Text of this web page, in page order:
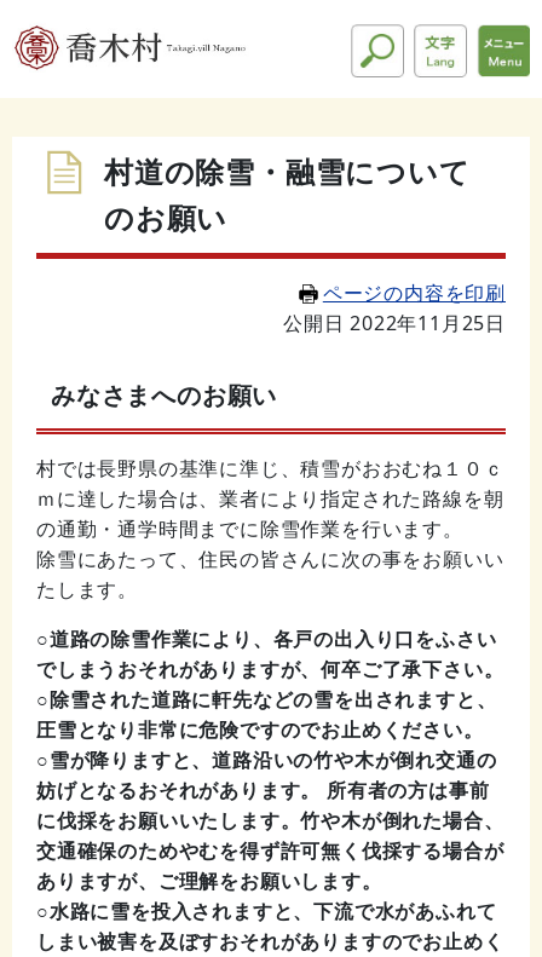
村道の除雪・融雪について
のお願い
ページの内容を印刷
公開日 2022年11月25日
みなさまへのお願い
村では長野県の基準に準じ、積雪がおおむね１０ｃ
ｍに達した場合は、業者により指定された路線を朝
の通勤・通学時間までに除雪作業を行います。
除雪にあたって、住民の皆さんに次の事をお願いい
たします。
○道路の除雪作業により、各戸の出入り口をふさい
でしまうおそれがありますが、何卒ご了承下さい。
○除雪された道路に軒先などの雪を出されますと、
圧雪となり非常に危険ですのでお止めください。
○雪が降りますと、道路沿いの竹や木が倒れ交通の
妨げとなるおそれがあります。 所有者の方は事前
に伐採をお願いいたします。竹や木が倒れた場合、
交通確保のためやむを得ず許可無く伐採する場合が
ありますが、ご理解をお願いします。
○水路に雪を投入されますと、下流で水があふれて
しまい被害を及ぼすおそれがありますのでお止めく